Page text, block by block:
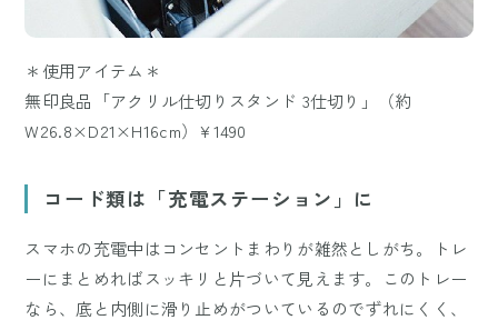
＊使用アイテム＊
無印良品「アクリル仕切りスタンド 3仕切り」（約
W26.8×D21×H16cm）¥1490
コード類は「充電ステーション」に
スマホの充電中はコンセントまわりが雑然としがち。トレ
ーにまとめればスッキリと片づいて見えます。このトレー
なら、底と内側に滑り止めがついているのでずれにくく、